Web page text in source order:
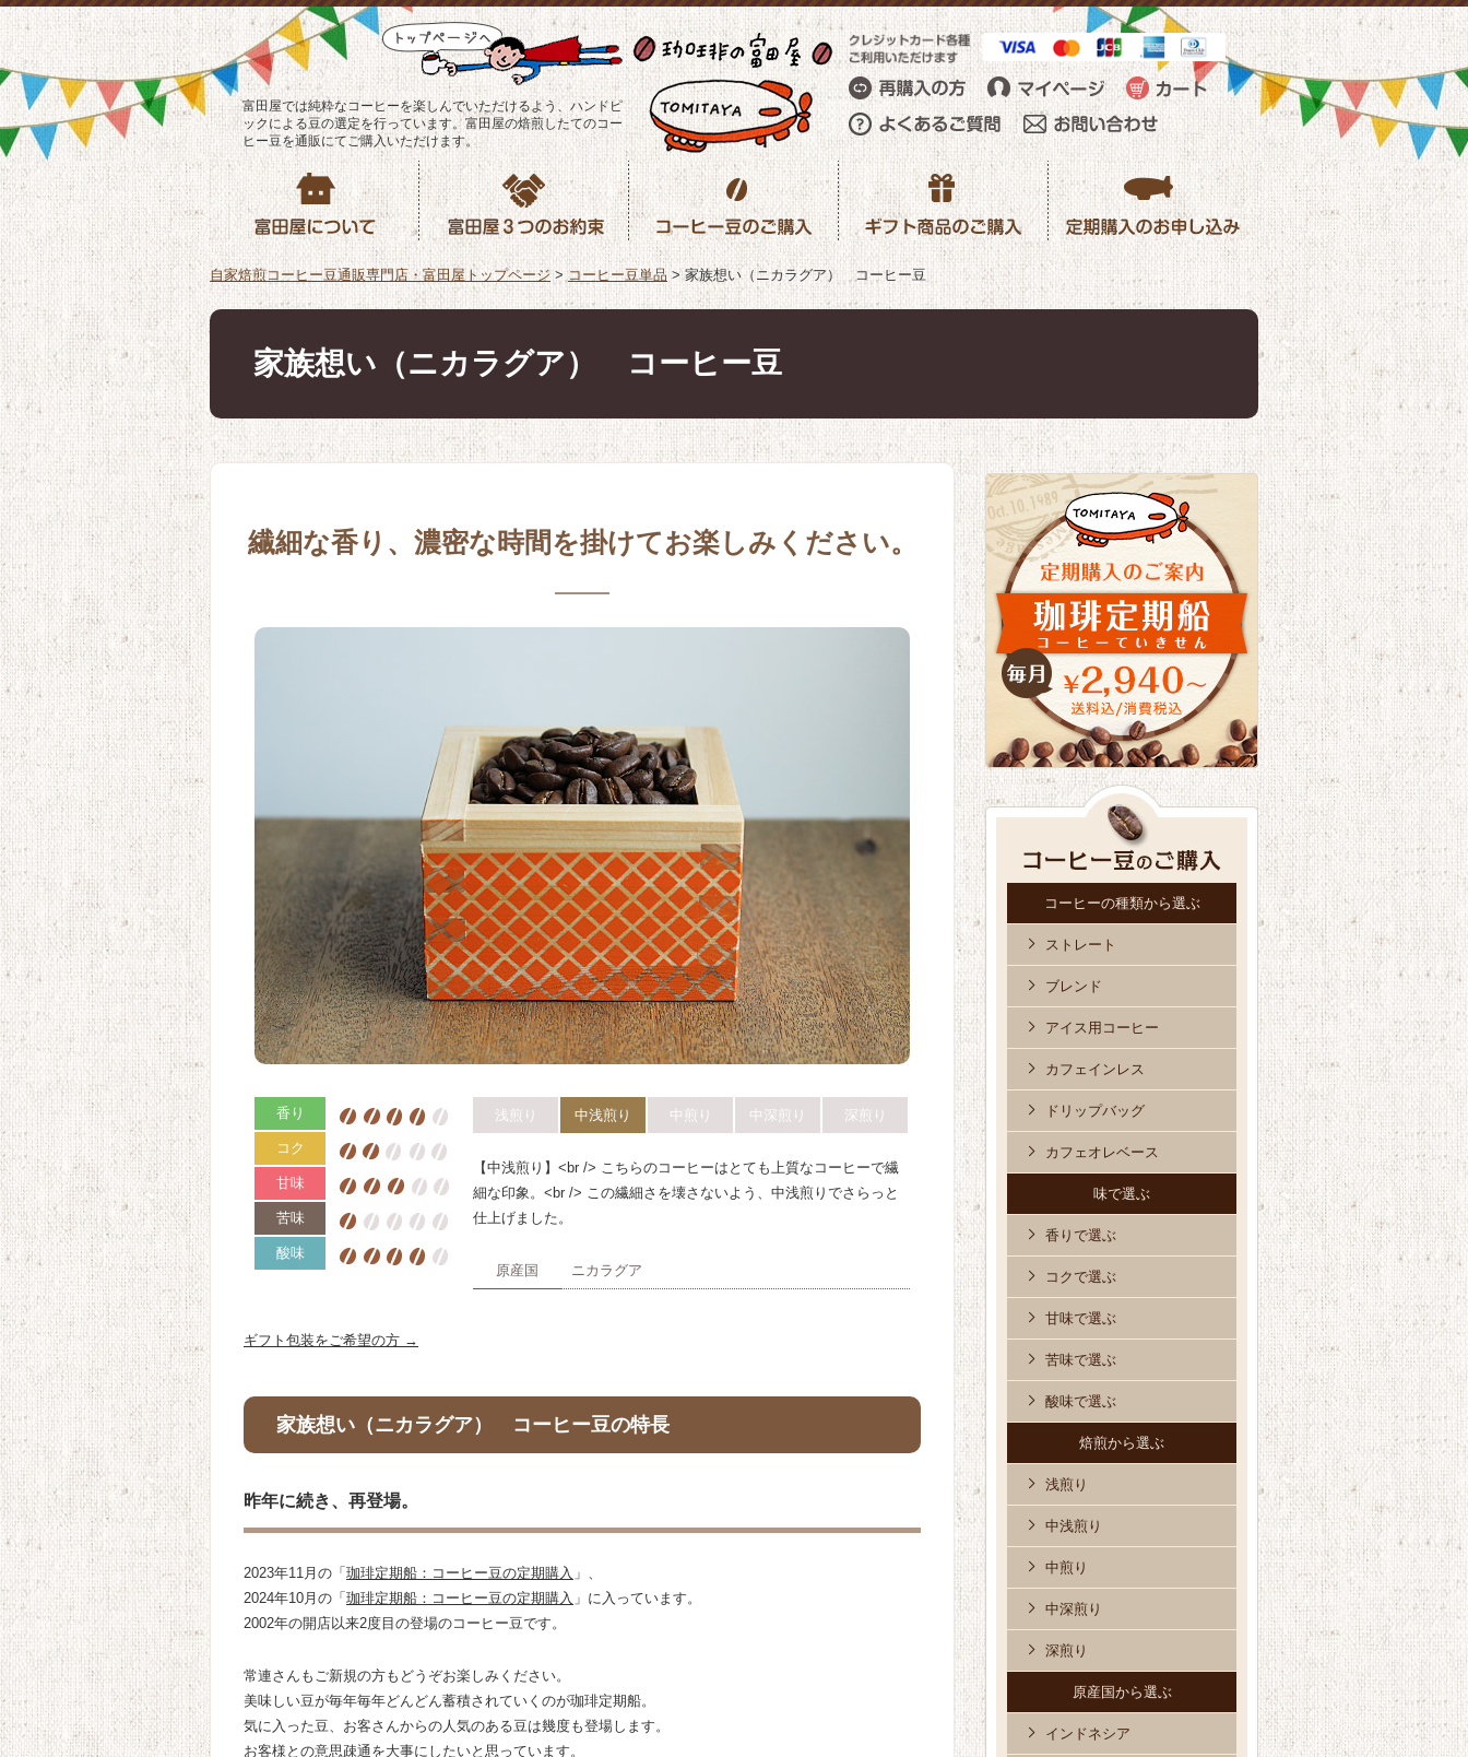
富田屋では純粋なコーヒーを楽しんでいただけるよう、ハンドピ
ックによる豆の選定を行っています。富田屋の焙煎したてのコー
ヒー豆を通販にてご購入いただけます。
自家焙煎コーヒー豆通販専門店・富田屋トップページ >コーヒー豆単品 >家族想い（ニカラグア） コーヒー豆
家族想い（ニカラグア） コーヒー豆
繊細な香り、濃密な時間を掛けてお楽しみください。
香り
コク
甘味
苦味
酸味
浅煎り 中浅煎り 中煎り 中深煎り 深煎り
【中浅煎り】<br /> こちらのコーヒーはとても上質なコーヒーで繊
細な印象。<br /> この繊細さを壊さないよう、中浅煎りでさらっと
仕上げました。
原産国 ニカラグア
ギフト包装をご希望の方 →
家族想い（ニカラグア） コーヒー豆の特長
昨年に続き、再登場。
2023年11月の「 珈琲定期船：コーヒー豆の定期購入 」、
2024年10月の「 珈琲定期船：コーヒー豆の定期購入 」に入っています。
2002年の開店以来2度目の登場のコーヒー豆です。
常連さんもご新規の方もどうぞお楽しみください。
美味しい豆が毎年毎年どんどん蓄積されていくのが珈琲定期船。
気に入った豆、お客さんからの人気のある豆は幾度も登場します。
お客様との意思疎通を大事にしたいと思っています。
コーヒーの種類から選ぶ
ストレート
ブレンド
アイス用コーヒー
カフェインレス
ドリップバッグ
カフェオレベース
味で選ぶ
香りで選ぶ
コクで選ぶ
甘味で選ぶ
苦味で選ぶ
酸味で選ぶ
焙煎から選ぶ
浅煎り
中浅煎り
中煎り
中深煎り
深煎り
原産国から選ぶ
インドネシア